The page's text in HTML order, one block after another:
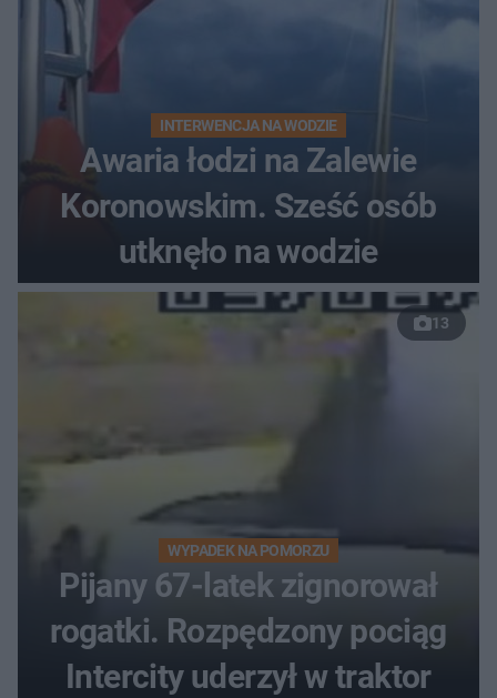
INTERWENCJA NA WODZIE
Awaria łodzi na Zalewie
Koronowskim. Sześć osób
utknęło na wodzie
13
WYPADEK NA POMORZU
Pijany 67-latek zignorował
rogatki. Rozpędzony pociąg
Intercity uderzył w traktor